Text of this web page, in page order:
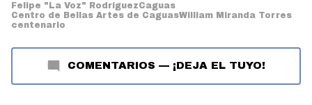
Felipe "La Voz" RodríguezCaguas
Centro de Bellas Artes de CaguasWilliam Miranda Torres
centenario
COMENTARIOS — ¡DEJA EL TUYO!